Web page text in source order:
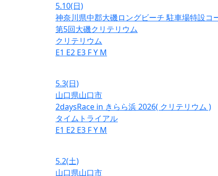
5.10(日)
神奈川県中郡大磯ロングビーチ 駐車場特設コ
第5回大磯クリテリウム
クリテリウム
E1 E2 E3 FY M
5.3(日)
山口県山口市
2daysRace in きらら浜 2026( クリテリウム )
タイムトライアル
E1 E2 E3 FY M
5.2(土)
山口県山口市